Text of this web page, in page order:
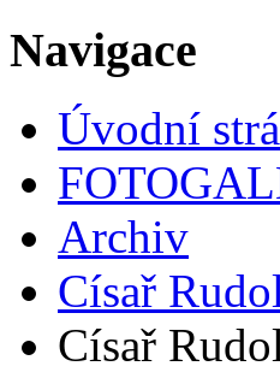
Navigace
Úvodní
Archiv
Císař
Císař